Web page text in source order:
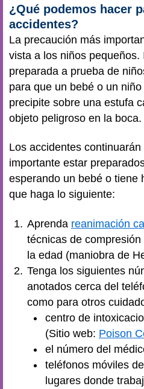
¿Qué podemos hacer
accidentes?
La precaución más
vista a los niños
preparada a prueba de
para que un bebé o un
precipite sobre una estufa
objeto peligroso en la boca.
Los accidentes
importante estar
esperando un bebé o tiene
que haga lo siguiente:
Aprenda reanimación
técnicas de
la edad (maniobra de
Tenga los siguientes
anotados cerca del
como para otros
centro de
(Sitio web: Poison
el número del
teléfonos móviles
lugares donde